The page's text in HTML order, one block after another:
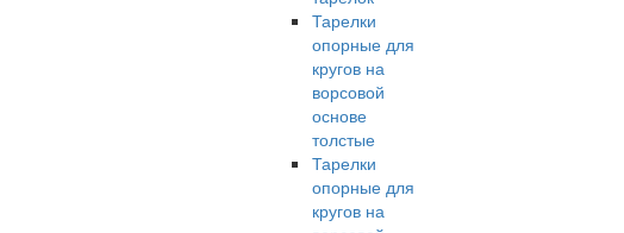
Тарелки
опорные для
кругов на
ворсовой
основе
толстые
Тарелки
опорные для
кругов на